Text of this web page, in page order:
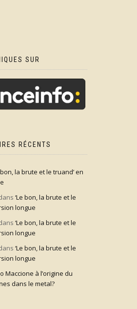
SUR
RÉCENTS
bon, la brute et le truand’ en
‘Le bon, la brute et le
longue
‘Le bon, la brute et le
longue
‘Le bon, la brute et le
longue
Maccione à l’origine du
dans le metal?